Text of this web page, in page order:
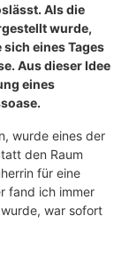
Als die
wurde,
eines Tages
Aus dieser Idee
eines
wurde eines der
den Raum
für eine
fand ich immer
wurde, war sofort